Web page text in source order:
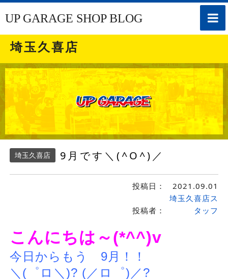
toggle
UP GARAGE SHOP BLOG
埼玉久喜店
埼玉久喜店 9月です＼(^O^)／
投稿日： 2021.09.01
投稿者：
埼玉久喜店ス
タッフ
こんにちは～(*^^)v
今日からもう 9月！！
＼(゜ロ＼)? (／ロ゜)／?